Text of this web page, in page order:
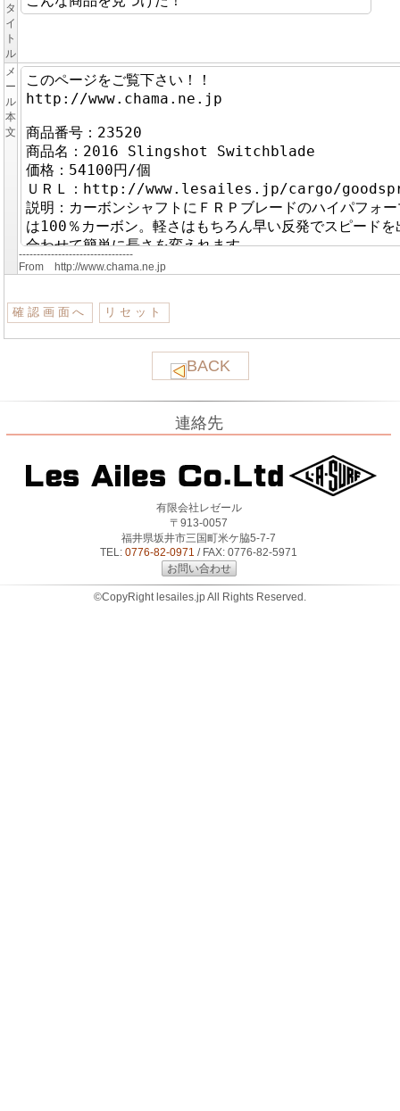
タ
イ
ト
ル
メ
ー
ル
本
文
--------------------------------
From http://www.chama.ne.jp
BACK
連絡先
有限会社レゼール
〒913-0057
福井県坂井市三国町米ケ脇5-7-7
TEL:0776-82-0971 / FAX: 0776-82-5971
お問い合わせ
©CopyRight lesailes.jp All Rights Reserved.